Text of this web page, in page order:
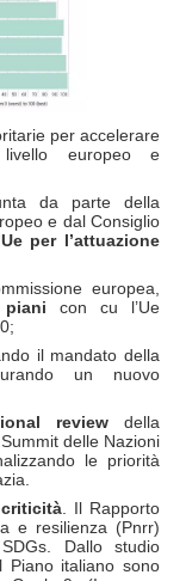
per accelerare
europeo e
da parte della
e dal Consiglio
per l’attuazione
europea,
con cu l’Ue
il mandato della
un nuovo
review della
delle Nazioni
le priorità
. Il Rapporto
e resilienza (Pnrr)
Dallo studio
italiano sono